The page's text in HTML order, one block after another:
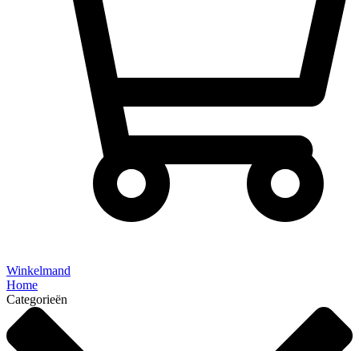
Winkelmand
Home
Categorieën